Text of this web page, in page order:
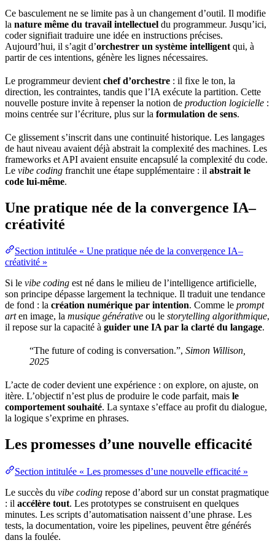
Ce basculement ne se limite pas à un changement d’outil. Il modifie
la nature même du travail intellectuel du programmeur. Jusqu’ici,
coder signifiait traduire une idée en instructions précises.
Aujourd’hui, il s’agit d’orchestrer un système intelligent qui, à
partir de ces intentions, génère les lignes nécessaires.
Le programmeur devient chef d’orchestre : il fixe le ton, la
direction, les contraintes, tandis que l’IA exécute la partition. Cette
nouvelle posture invite à repenser la notion de production logicielle :
moins centrée sur l’écriture, plus sur la formulation de sens.
Ce glissement s’inscrit dans une continuité historique. Les langages
de haut niveau avaient déjà abstrait la complexité des machines. Les
frameworks et API avaient ensuite encapsulé la complexité du code.
Le vibe coding franchit une étape supplémentaire : il abstrait le
code lui-même.
Une pratique née de la convergence IA–
créativité
Section intitulée « Une pratique née de la convergence IA–
créativité »
Si le vibe coding est né dans le milieu de l’intelligence artificielle,
son principe dépasse largement la technique. Il traduit une tendance
de fond : la création numérique par intention. Comme le prompt
arten image, la musique générative ou le storytelling algorithmique,
il repose sur la capacité à guider une IA par la clarté du langage.
“The future of coding is conversation.”, Simon Willison,
2025
L’acte de coder devient une expérience : on explore, on ajuste, on
itère. L’objectif n’est plus de produire le code parfait, mais le
comportement souhaité. La syntaxe s’efface au profit du dialogue,
la logique s’exprime en phrases.
Les promesses d’une nouvelle efficacité
Section intitulée « Les promesses d’une nouvelle efficacité »
Le succès du vibe coding repose d’abord sur un constat pragmatique
: il accélère tout. Les prototypes se construisent en quelques
minutes. Les scripts d’automatisation naissent d’une phrase. Les
tests, la documentation, voire les pipelines, peuvent être générés
dans la foulée.